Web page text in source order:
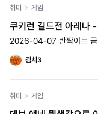
취미 게임
쿠키런 길드전 아레나
2026-04-07 반짝이는 금
김치3
취미 게임